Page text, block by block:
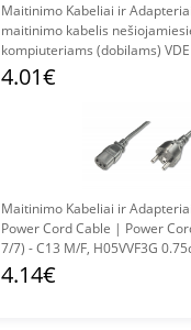
Maitinimo Kabeliai ir Adapteriai |
maitinimo kabelis
kompiuteriams (dobilams)
kištukas
4.01€
Maitinimo Kabeliai ir Adapteriai |
Power Cord Cable | Power
7/7) - C13 M/F, H05VVF3G
4.14€